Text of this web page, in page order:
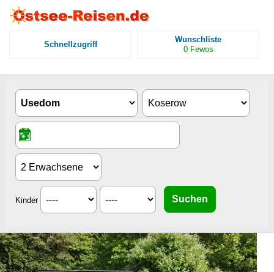
Schnellzugriff
Wunschliste
0 Fewos
Kinder